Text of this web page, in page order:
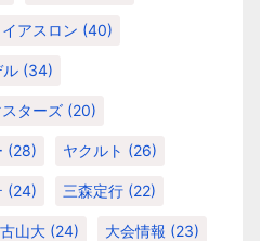
イアスロン (40)
ル (34)
スターズ (20)
(28) ヤクルト (26)
(24) 三森定行 (22)
古山大 (24) 大会情報 (23)